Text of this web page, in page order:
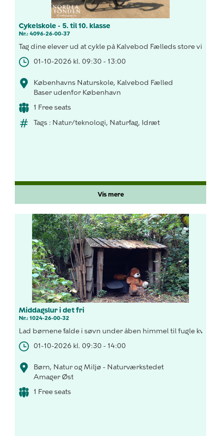
Cykelskole - 5. til 10. klasse
Nr.: 4096-26-00-37
Tag dine elever ud at cykle på Kalvebod Fælleds store vidder!
01-10-2026 kl. 09:30 - 13:00
Københavns Naturskole, Kalvebod Fælled
Baser udenfor København
1 Free seats
Tags : Natur/teknologi, Naturfag, Idræt
Vis mere
Middagslur i det fri
Nr.: 1024-26-00-32
Lad børnene falde i søvn under åben himmel til fugle
01-10-2026 kl. 09:30 - 14:00
Børn, Natur og Miljø - Naturværkstedet
Amager Øst
1 Free seats